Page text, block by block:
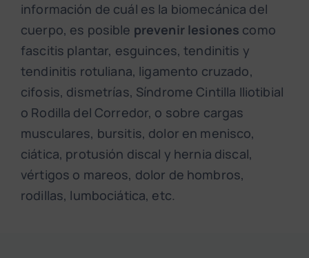
información de cuál es la biomecánica del
cuerpo, es posible prevenir lesiones como
fascitis plantar, esguinces, tendinitis y
tendinitis rotuliana, ligamento cruzado,
cifosis, dismetrías, Síndrome Cintilla Iliotibial
o Rodilla del Corredor, o sobre cargas
musculares, bursitis, dolor en menisco,
ciática, protusión discal y hernia discal,
vértigos o mareos, dolor de hombros,
rodillas, lumbociática, etc.